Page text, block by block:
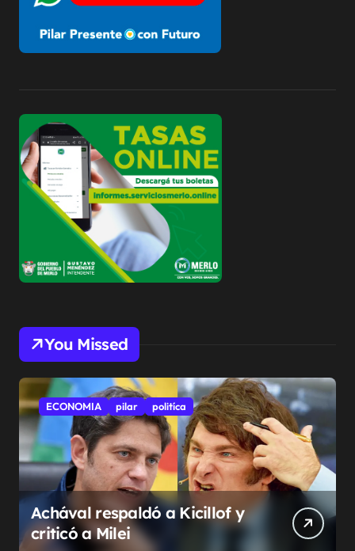
You Missed
ECONOMIA pilar politíca
Achával respaldó a Kicillof y
criticó a Milei